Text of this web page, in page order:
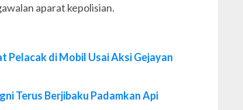
aparat kepolisian.
Pelacak di Mobil Usai Aksi Gejayan
Terus Berjibaku Padamkan Api